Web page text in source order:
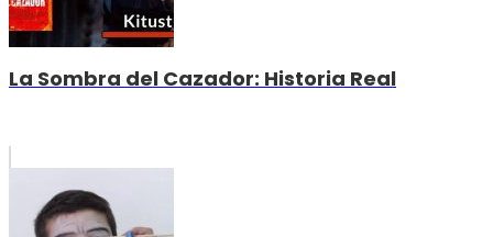
La Sombra del Cazador: Historia Real